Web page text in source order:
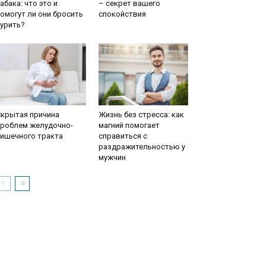
что это и
ли они бросить
– секрет вашего
спокойствия
причина
желудочно-
тракта
Жизнь без стресса: как
магний помогает
справиться с
раздражительностью у
мужчин